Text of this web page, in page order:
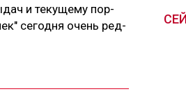
и те­ку­ще­му пор­
се­год­ня очень ред­